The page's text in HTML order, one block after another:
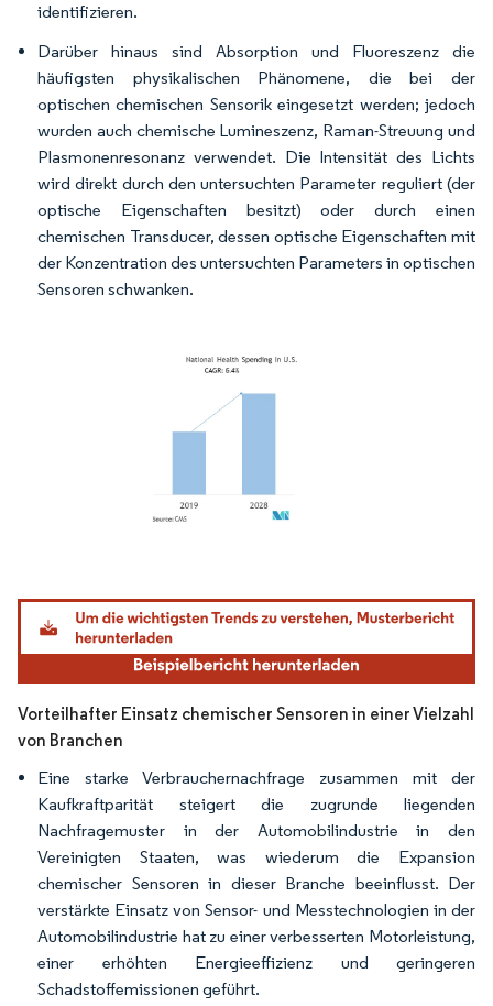
identifizieren.
Darüber hinaus sind Absorption und Fluoreszenz die
häufigsten physikalischen Phänomene, die bei der
optischen chemischen Sensorik eingesetzt werden; jedoch
wurden auch chemische Lumineszenz, Raman-Streuung und
Plasmonenresonanz verwendet. Die Intensität des Lichts
wird direkt durch den untersuchten Parameter reguliert (der
optische Eigenschaften besitzt) oder durch einen
chemischen Transducer, dessen optische Eigenschaften mit
der Konzentration des untersuchten Parameters in optischen
Sensoren schwanken.
Bild © Mordor Intelligence. Wiederverwendung erfordert Namensnennung gemäß
Vorteilhafter Einsatz chemischer Sensoren in einer Vielzahl
von Branchen
Eine starke Verbrauchernachfrage zusammen mit der
Kaufkraftparität steigert die zugrunde liegenden
Nachfragemuster in der Automobilindustrie in den
Vereinigten Staaten, was wiederum die Expansion
chemischer Sensoren in dieser Branche beeinflusst. Der
verstärkte Einsatz von Sensor- und Messtechnologien in der
Automobilindustrie hat zu einer verbesserten Motorleistung,
einer erhöhten Energieeffizienz und geringeren
Schadstoffemissionen geführt.